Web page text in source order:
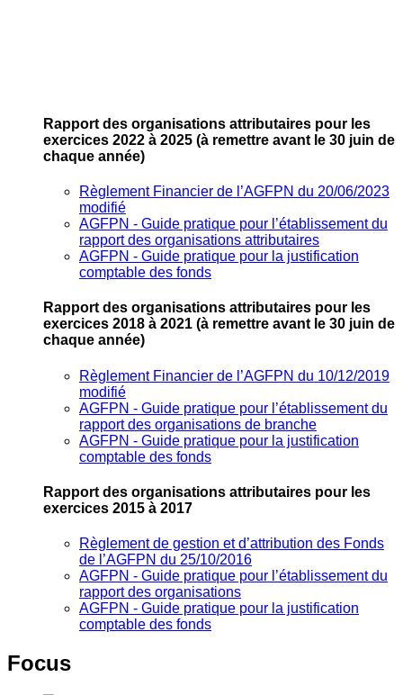
Rapport des organisations attributaires pour les
exercices 2022 à 2025 (à remettre avant le 30 juin de
chaque année)
Règlement Financier de l’AGFPN du 20/06/2023
modifié
AGFPN ‐ Guide pratique pour l’établissement du
rapport des organisations attributaires
AGFPN ‐ Guide pratique pour la justification
comptable des fonds
Rapport des organisations attributaires pour les
exercices 2018 à 2021 (à remettre avant le 30 juin de
chaque année)
Règlement Financier de l’AGFPN du 10/12/2019
modifié
AGFPN ‐ Guide pratique pour l’établissement du
rapport des organisations de branche
AGFPN ‐ Guide pratique pour la justification
comptable des fonds
Rapport des organisations attributaires pour les
exercices 2015 à 2017
Règlement de gestion et d’attribution des Fonds
de l’AGFPN du 25/10/2016
AGFPN ‐ Guide pratique pour l’établissement du
rapport des organisations
AGFPN ‐ Guide pratique pour la justification
comptable des fonds
Focus